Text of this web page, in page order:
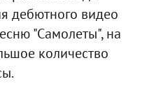
дебютного видео
"Самолеты", на
количество